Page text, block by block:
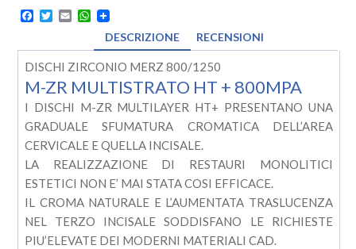
ZR
HT+
800MPA/
ST
1250MPA
quantità
Facebook
TwitterEmailWhatsApp
DESCRIZIONE
RECENSIONI
DISCHI ZIRCONIO MERZ 800/1250
M-ZR MULTISTRATO HT + 800MPA
I DISCHI M-ZR MULTILAYER HT+ PRESENTANO UNA
GRADUALE SFUMATURA CROMATICA DELL’AREA
CERVICALE E QUELLA INCISALE.
LA REALIZZAZIONE DI RESTAURI MONOLITICI
ESTETICI NON E’ MAI STATA COSI EFFICACE.
IL CROMA NATURALE E L’AUMENTATA TRASLUCENZA
NEL TERZO INCISALE SODDISFANO LE RICHIESTE
PIU’ELEVATE DEI MODERNI MATERIALI CAD.